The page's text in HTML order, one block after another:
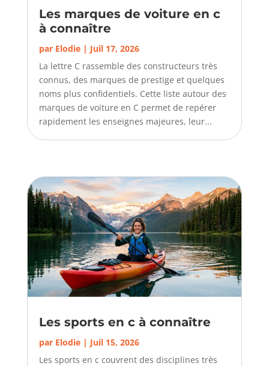
Les marques de voiture en c
à connaître
par Elodie| Juil 17, 2026
La lettre C rassemble des constructeurs très
connus, des marques de prestige et quelques
noms plus confidentiels. Cette liste autour des
marques de voiture en C permet de repérer
rapidement les enseignes majeures, leur...
Les sports en c à connaître
par Elodie| Juil 15, 2026
Les sports en c couvrent des disciplines très